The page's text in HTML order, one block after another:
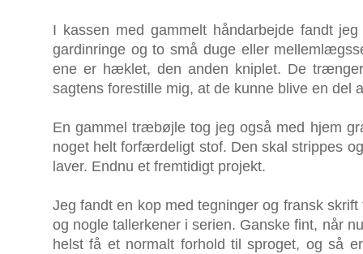
I kassen med gammelt håndarbejde fandt
gardinringe og to små duge eller
ene er hæklet, den anden kniplet. De
sagtens forestille mig, at de kunne blive en del
En gammel træbøjle tog jeg også med hjem
noget helt forfærdeligt stof. Den skal strippes
laver. Endnu et fremtidigt projekt.
Jeg fandt en kop med tegninger og fransk
og nogle tallerkener i serien. Ganske fint, når
helst få et normalt forhold til sproget, og så